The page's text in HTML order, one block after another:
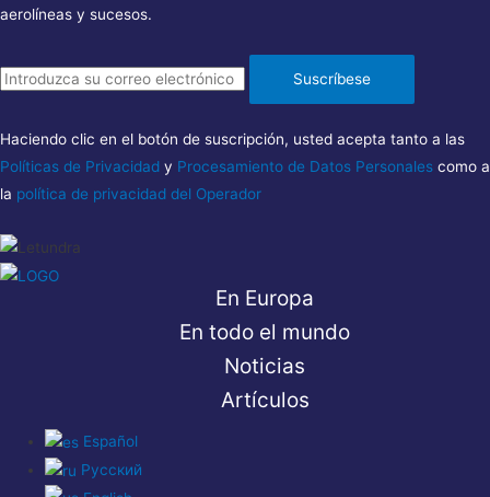
aerolíneas y sucesos.
Suscríbese
Haciendo clic en el botón de suscripción, usted acepta tanto a las
Políticas de Privacidad y Procesamiento de Datos Personales como a
la política de privacidad del Operador
En Europa
En todo el mundo
Noticias
Artículos
Español
Русский